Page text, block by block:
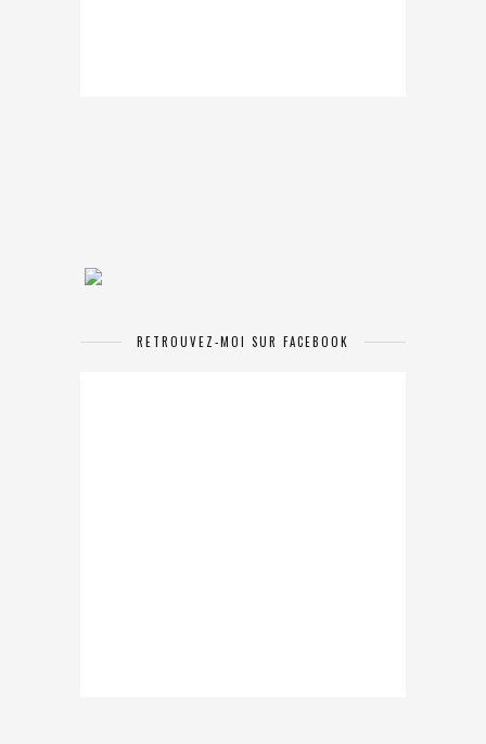
RETROUVEZ-MOI SUR FACEBOOK